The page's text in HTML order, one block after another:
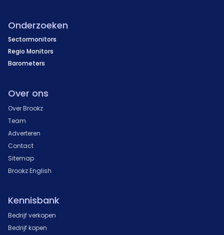
Onderzoeken
Sectormonitors
Regio Monitors
Barometers
Over ons
Over Brookz
Team
Adverteren
Contact
Sitemap
Brookz English
Kennisbank
Bedrijf verkopen
Bedrijf kopen